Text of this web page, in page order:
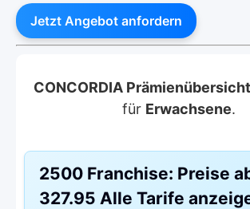
Jetzt Angebot anfordern
CONCORDIA
für Erwachsene.
2500 Franchise: Preise
327.95 Alle Tarife